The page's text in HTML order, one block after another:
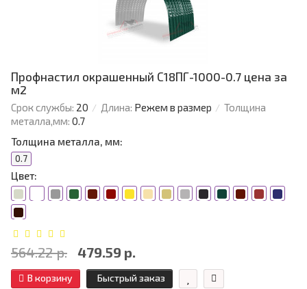
Профнастил окрашенный С18ПГ-1000-0.7 цена за
м2
Срок службы: 20 Длина: Режем в размер
Толщина
металла,мм: 0.7
Толщина металла, мм:
0.7
Цвет:
564.22 р. 479.59 р.
В корзину Быстрый заказ